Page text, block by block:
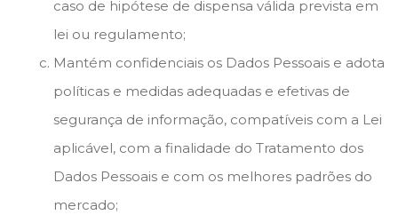
caso de hipótese de dispensa válida prevista em
lei ou regulamento;
Mantém confidenciais os Dados Pessoais e adota
políticas e medidas adequadas e efetivas de
segurança de informação, compatíveis com a Lei
aplicável, com a finalidade do Tratamento dos
Dados Pessoais e com os melhores padrões do
mercado;